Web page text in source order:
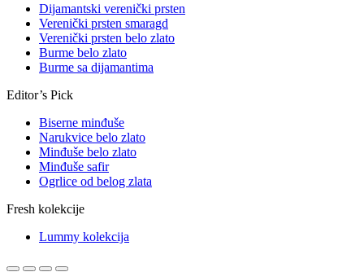
Dijamantski verenički prsten
Verenički prsten smaragd
Verenički prsten belo zlato
Burme belo zlato
Burme sa dijamantima
Editor’s Pick
Biserne minđuše
Narukvice belo zlato
Minđuše belo zlato
Minđuše safir
Ogrlice od belog zlata
Fresh kolekcije
Lummy kolekcija